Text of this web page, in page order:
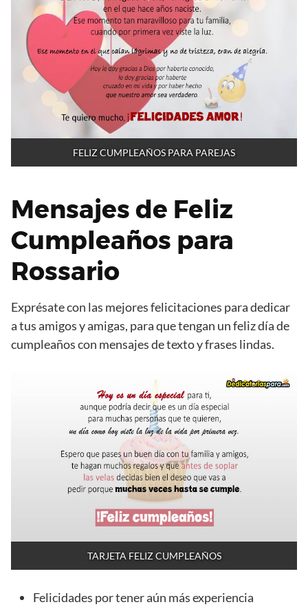
FELIZ CUMPLEAÑOS PARA PAREJAS
Mensajes de Feliz
Cumpleaños para
Rossario
Exprésate con las mejores felicitaciones para dedicar
a tus amigos y amigas, para que tengan un feliz día de
cumpleaños con mensajes de texto y frases lindas.
TARJETA FELIZ CUMPLEAÑOS
Felicidades por tener aún más experiencia